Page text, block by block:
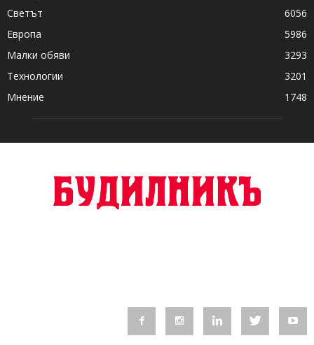
Светът
6056
Европа
5986
Малки обяви
3293
Технологии
3201
Мнение
1748